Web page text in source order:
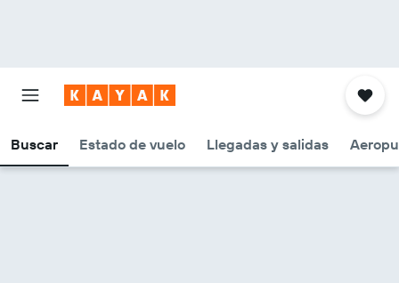
Buscar Estado de vuelo Llegadas y salidas